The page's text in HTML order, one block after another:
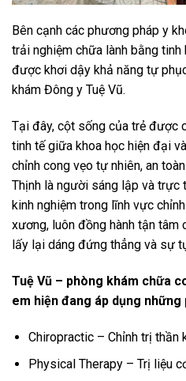
Bên cạnh các phương pháp y
trải nghiệm chữa lành bằng
được khơi dậy khả năng tự
khám Đông y Tuệ Vũ.
Tại đây, cột sống của trẻ được
tinh tế giữa khoa học hiện đại
chỉnh cong vẹo tự nhiên, an
Thịnh là người sáng lập và trực
kinh nghiệm trong lĩnh vực
xương, luôn đồng hành tận tâm
lấy lại dáng đứng thẳng và sự
Tuệ Vũ – phòng khám chữa
em hiện đang áp dụng những
Chiropractic – Chỉnh trị thần
Physical Therapy – Trị liệu